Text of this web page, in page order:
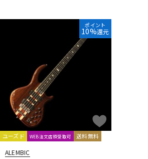
ポイント
10%還元
ユーズド WEB注文店頭受取可 送料無料
ALEMBIC